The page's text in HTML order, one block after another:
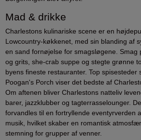
Mad & drikke
Charlestons kulinariske scene er en
Lowcountry-køkkenet, med sin blanding af
en sand fornøjelse for smagsløgene. Smag
og grits, she-crab suppe og stegte grønne
byens fineste restauranter. Top spisesteder
Poogan's Porch viser det bedste af
Om aftenen bliver Charlestons natteliv
barer, jazzklubber og tagterrasselounger.
forvandles til en fortryllende eventyrverden
musik, hvilket skaber en romantisk
stemning for grupper af venner.